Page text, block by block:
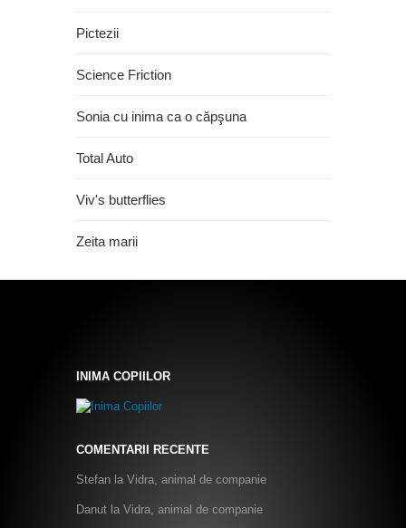
Pictezii
Science Friction
Sonia cu inima ca o căpşuna
Total Auto
Viv's butterflies
Zeita marii
INIMA COPIILOR
COMENTARII RECENTE
Stefan la Vidra, animal de companie
Danut la Vidra, animal de companie